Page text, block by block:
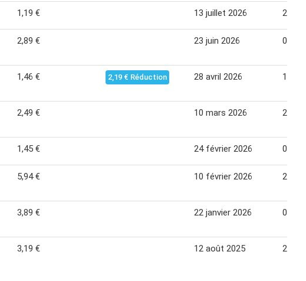
1,19 € 13 juillet 2026 26
2,89 € 23 juin 2026 06
1,46 € 2,19 € Réduction 28 avril 2026 11
2,49 € 10 mars 2026 22
1,45 € 24 février 2026 09
5,94 € 10 février 2026 22
3,89 € 22 janvier 2026 09
3,19 € 12 août 2025 24